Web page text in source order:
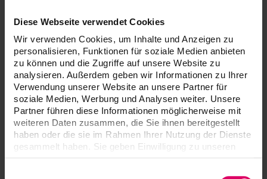
Diese Webseite verwendet Cookies
Wir verwenden Cookies, um Inhalte und Anzeigen zu
personalisieren, Funktionen für soziale Medien anbieten
zu können und die Zugriffe auf unsere Website zu
analysieren. Außerdem geben wir Informationen zu Ihrer
Verwendung unserer Website an unsere Partner für
soziale Medien, Werbung und Analysen weiter. Unsere
Partner führen diese Informationen möglicherweise mit
weiteren Daten zusammen, die Sie ihnen bereitgestellt
haben oder die sie im Rahmen Ihrer Nutzung der Dienste
gesammelt haben. Sie geben Einwilligung zu unseren
Los costes de envío de recepción y devolución serán
facturados.
Para componentes electrónicos (platinas) es necesario
realizar una comprobación de funcionamiento.
Para esta comprobación se cobrará un importe equivalente
al 15% del total facturado que será deducido del importe
del abono. Los envíos deben realizarse a la dirección
siguiente, junto con el formulario Informe de reparación
totalmente cumplimentado: